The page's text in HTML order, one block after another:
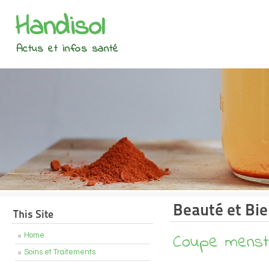
Handisol
Actus et infos santé
This Site
Home
Soins et Traitements
Beauté et
Coupe